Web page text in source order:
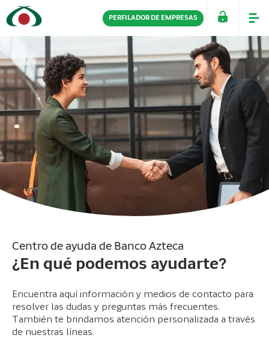
PERFILADOR DE EMPRESAS
PERSONAS EMPRESAS
Centro de ayuda de Banco Azteca
¿En qué podemos ayudarte?
Encuentra aquí información y medios de contacto para
resolver las dudas y preguntas más frecuentes.
También te brindamos atención personalizada a través
de nuestras líneas.